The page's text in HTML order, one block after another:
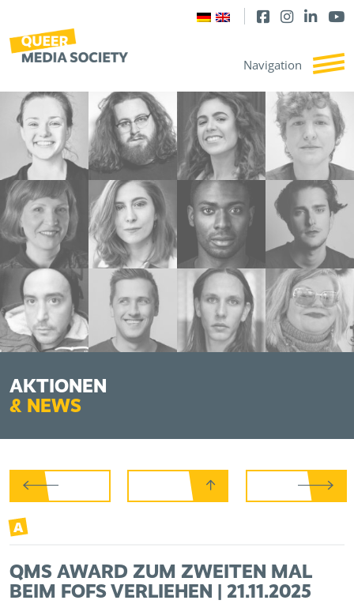
AKTIONEN
& NEWS
A
QMS AWARD ZUM ZWEITEN MAL
BEIM FOFS VERLIEHEN | 21.11.2025